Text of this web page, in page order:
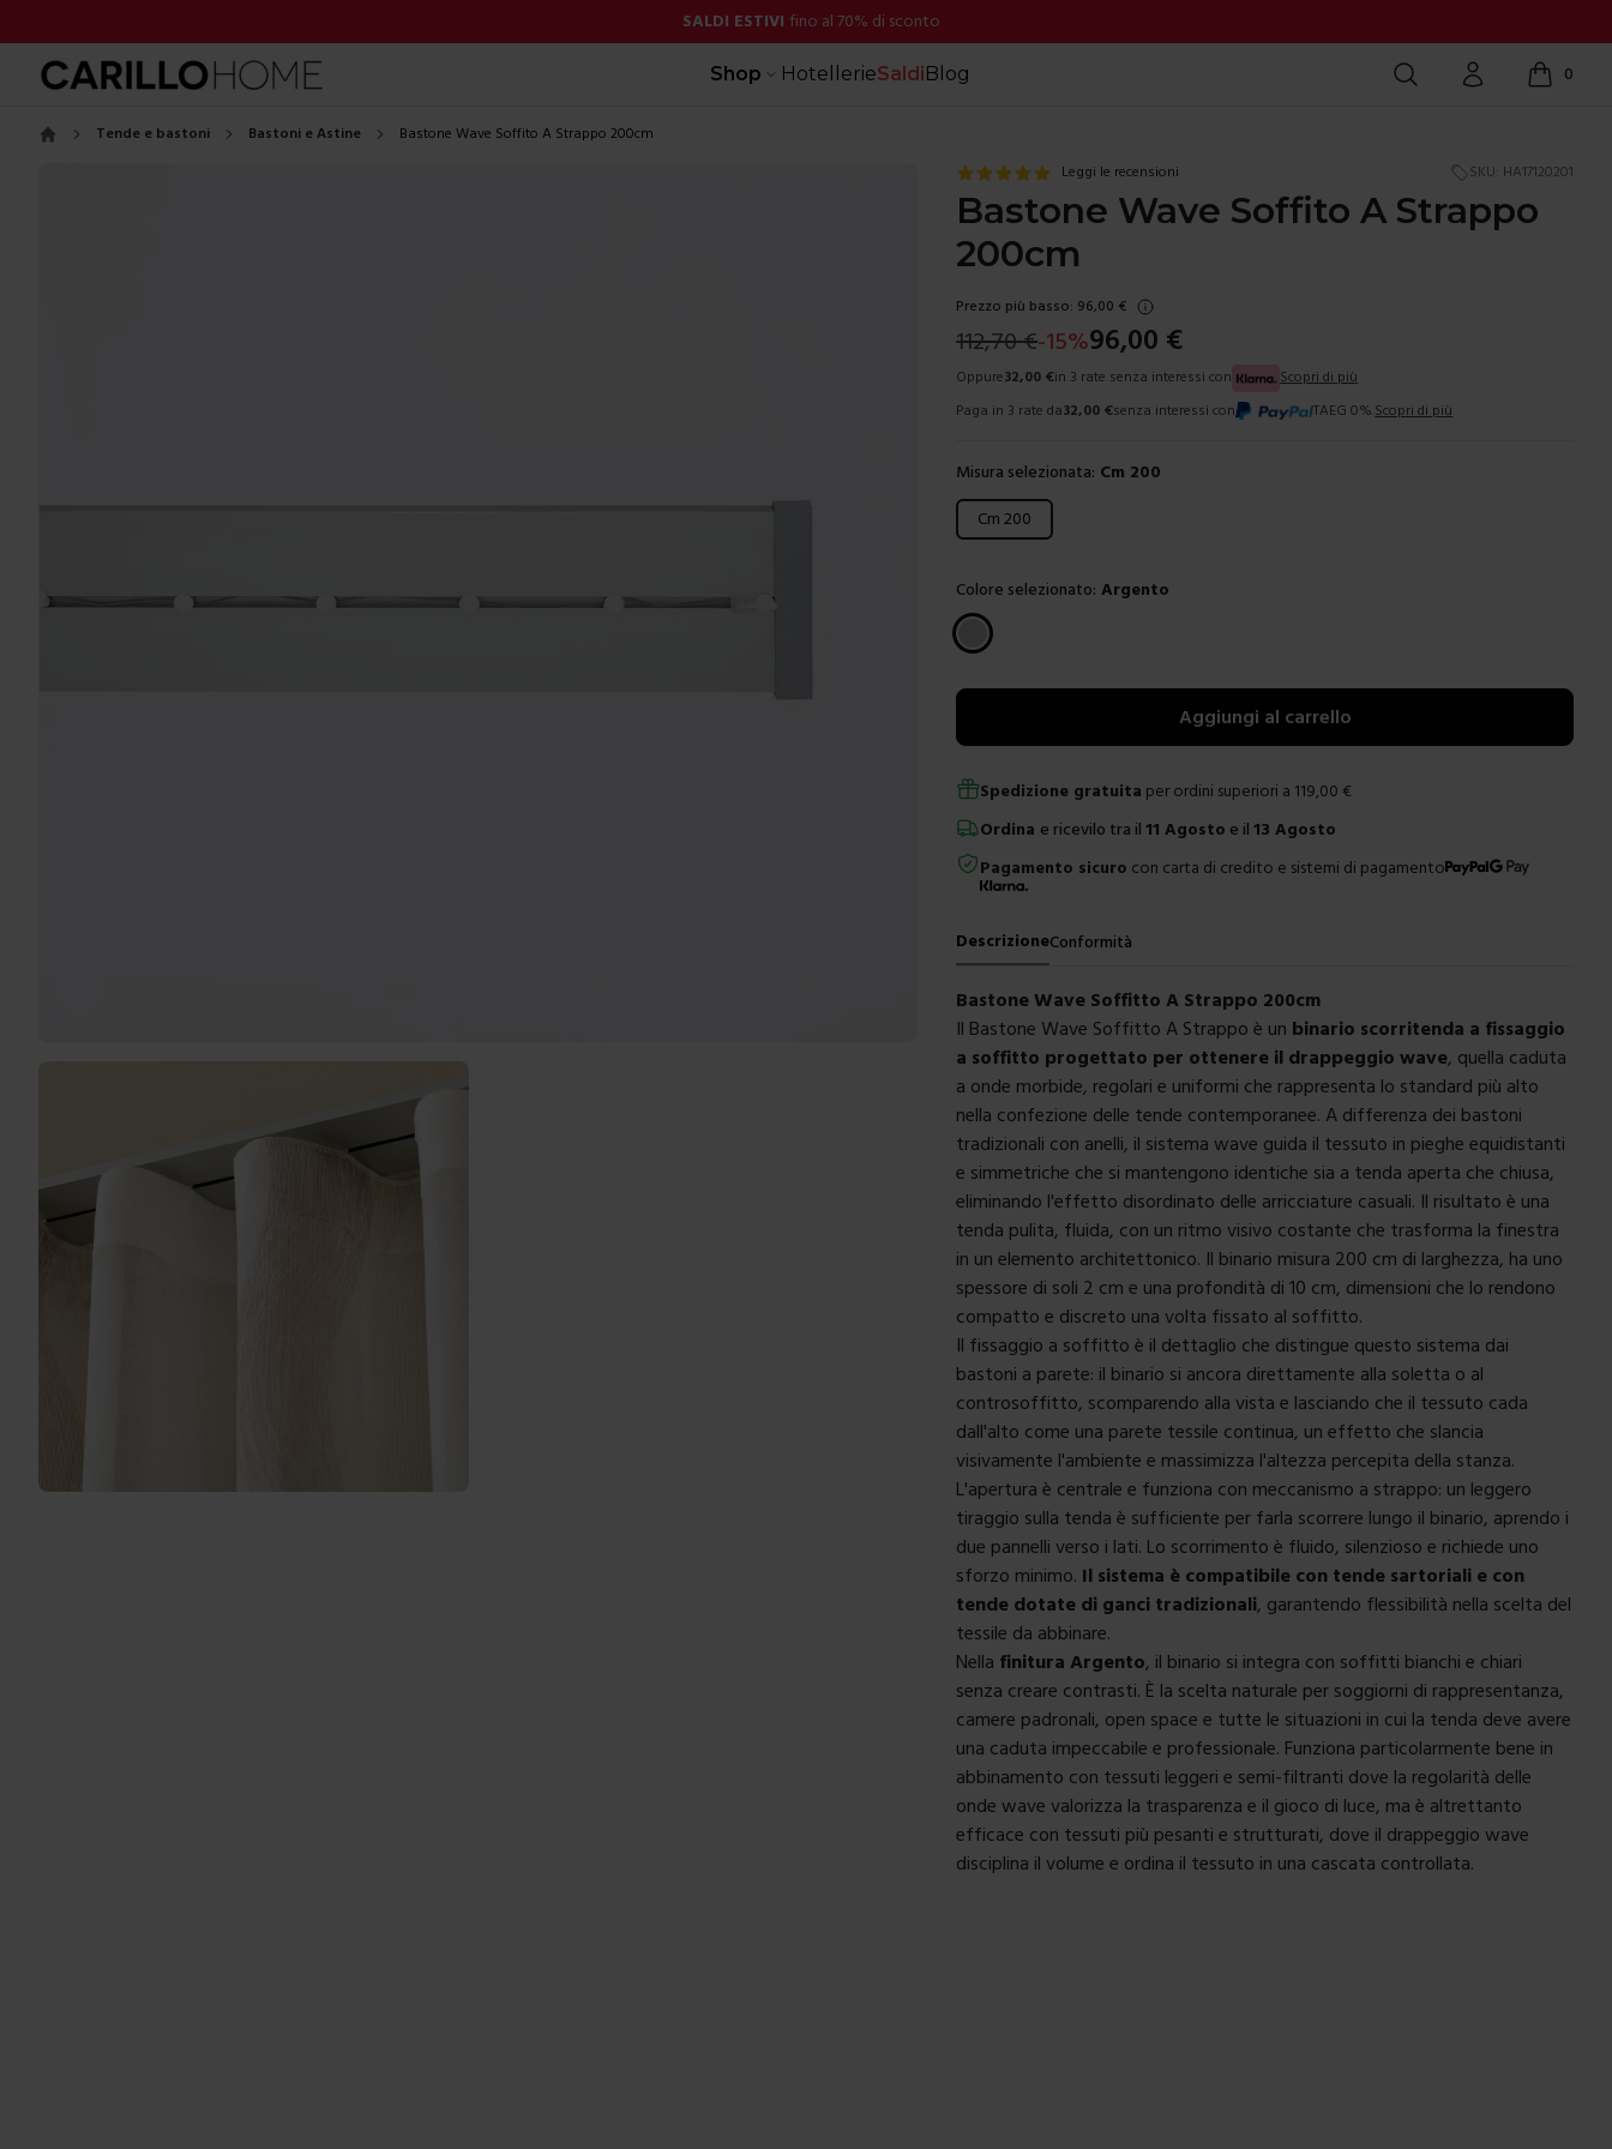
SALDI ESTIVI fino al 70% di sconto
Shop HotellerieSaldiBlog Cerca Account 0
items in
Tende e bastoni Bastoni e Astine Bastone Wave Soffito A Strappo 200cm
Leggi le recensioni SKU: HA17120201
Bastone Wave Soffito A Strappo
200cm
Prezzo più basso: 96,00 €
112,70€-15%96,00 €
Oppure32,00 €in 3 rate senza interessi con
Scopri di più
Paga in 3 rate da32,00 €senza interessi con TAEG 0%. Scopri di più
Misura selezionata: Cm 200
Scegli una misura
Cm 200
Colore selezionato: Argento
Scegli un colore
Aggiungi al carrello
Spedizione gratuita per ordini superiori a 119,00 €
Ordina e ricevilo tra il11 Agosto e il 13 Agosto
Pagamento sicuro con carta di credito e sistemi di pagamento
DescrizioneConformità
Bastone Wave Soffitto A Strappo 200cm
Il Bastone Wave Soffitto A Strappo è un binario scorritenda a fissaggio
a soffitto progettato per ottenere il drappeggio wave, quella caduta
a onde morbide, regolari e uniformi che rappresenta lo standard più alto
nella confezione delle tende contemporanee. A differenza dei bastoni
tradizionali con anelli, il sistema wave guida il tessuto in pieghe equidistanti
e simmetriche che si mantengono identiche sia a tenda aperta che chiusa,
eliminando l'effetto disordinato delle arricciature casuali. Il risultato è una
tenda pulita, fluida, con un ritmo visivo costante che trasforma la finestra
in un elemento architettonico. Il binario misura 200 cm di larghezza, ha uno
spessore di soli 2 cm e una profondità di 10 cm, dimensioni che lo rendono
compatto e discreto una volta fissato al soffitto.
Il fissaggio a soffitto è il dettaglio che distingue questo sistema dai
bastoni a parete: il binario si ancora direttamente alla soletta o al
controsoffitto, scomparendo alla vista e lasciando che il tessuto cada
dall'alto come una parete tessile continua, un effetto che slancia
visivamente l'ambiente e massimizza l'altezza percepita della stanza.
L'apertura è centrale e funziona con meccanismo a strappo: un leggero
tiraggio sulla tenda è sufficiente per farla scorrere lungo il binario, aprendo i
due pannelli verso i lati. Lo scorrimento è fluido, silenzioso e richiede uno
sforzo minimo. Il sistema è compatibile con tende sartoriali e con
tende dotate di ganci tradizionali, garantendo flessibilità nella scelta del
tessile da abbinare.
Nella finitura Argento, il binario si integra con soffitti bianchi e chiari
senza creare contrasti. È la scelta naturale per soggiorni di rappresentanza,
camere padronali, open space e tutte le situazioni in cui la tenda deve avere
una caduta impeccabile e professionale. Funziona particolarmente bene in
abbinamento con tessuti leggeri e semi-filtranti dove la regolarità delle
onde wave valorizza la trasparenza e il gioco di luce, ma è altrettanto
efficace con tessuti più pesanti e strutturati, dove il drappeggio wave
disciplina il volume e ordina il tessuto in una cascata controllata.